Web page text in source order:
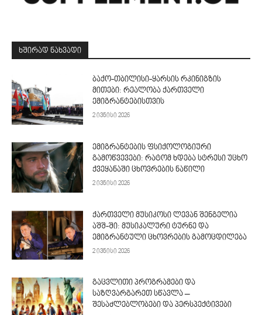
ᲮᲨᲘᲠᲐᲓ ᲜᲐᲮᲕᲐᲓᲘ
ბაქო-თბილისი-ყარსის რკინიგზის
მითები: რეალობა ქართველი
ემიგრანტებისთვის
2 ივნისი 2026
ემიგრანტების ფსიქოლოგიური
გამოწვევები: რატომ ხდება სტრესი უცხო
ქვეყანაში ცხოვრების ნაწილი
2 ივნისი 2026
ქართველი მუსიკოსი ლევან შენგელია
აშშ-ში: მუსიკალური ტურნე და
ემიგრანტული ცხოვრების გამოცდილება
2 ივნისი 2026
გაცვლითი პროგრამები და
საზღვარგარეთ სწავლა –
შესაძლებლობები და პერსპექტივები